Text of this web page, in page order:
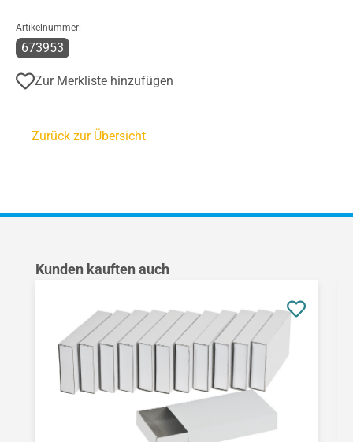
Artikelnummer:
673953
Zur Merkliste hinzufügen
Zurück zur Übersicht
Produktgalerie überspringen
Kunden kauften auch